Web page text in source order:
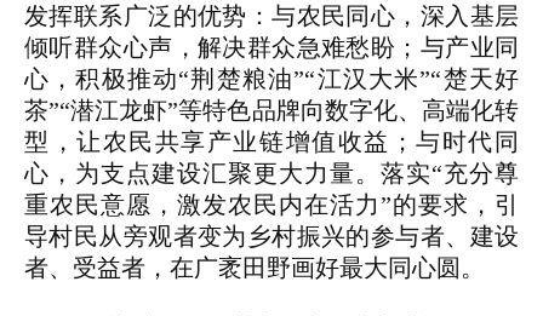
发挥联系广泛的优势：与农民同心，深入基层
倾听群众心声，解决群众急难愁盼；与产业同
心，积极推动“荆楚粮油”“江汉大米”“楚天好
茶”“潜江龙虾”等特色品牌向数字化、高端化转
型，让农民共享产业链增值收益；与时代同
心，为支点建设汇聚更大力量。落实“充分尊
重农民意愿，激发农民内在活力”的要求，引
导村民从旁观者变为乡村振兴的参与者、建设
者、受益者，在广袤田野画好最大同心圆。